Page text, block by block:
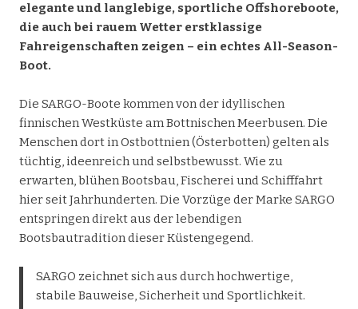
elegante und langlebige, sportliche Offshoreboote,
die auch bei rauem Wetter erstklassige
Fahreigenschaften zeigen – ein echtes All-Season-
Boot.
Die SARGO-Boote kommen von der idyllischen
finnischen Westküste am Bottnischen Meerbusen. Die
Menschen dort in Ostbottnien (Österbotten) gelten als
tüchtig, ideenreich und selbstbewusst. Wie zu
erwarten, blühen Bootsbau, Fischerei und Schifffahrt
hier seit Jahrhunderten. Die Vorzüge der Marke SARGO
entspringen direkt aus der lebendigen
Bootsbautradition dieser Küstengegend.
SARGO zeichnet sich aus durch hochwertige,
stabile Bauweise, Sicherheit und Sportlichkeit.